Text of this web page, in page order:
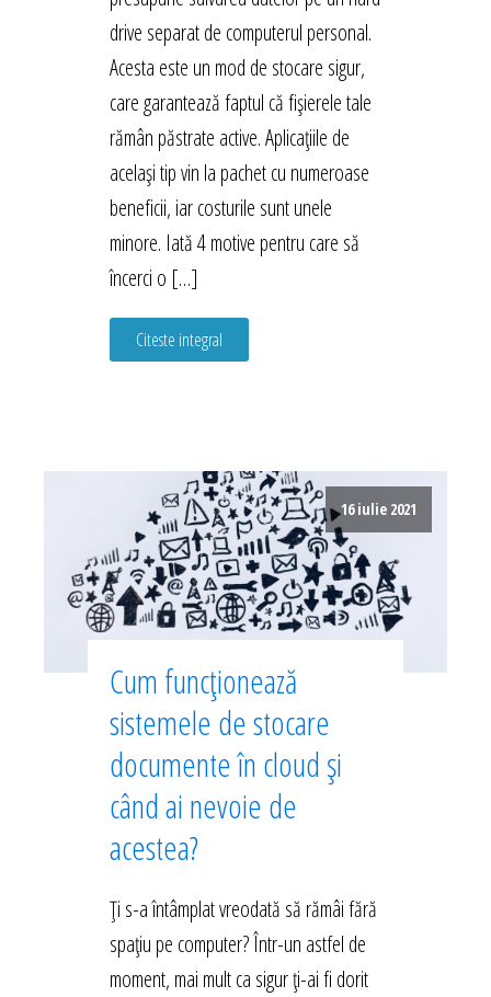
drive separat de computerul personal.
Acesta este un mod de stocare sigur,
care garantează faptul că fișierele tale
rămân păstrate active. Aplicațiile de
același tip vin la pachet cu numeroase
beneficii, iar costurile sunt unele
minore. Iată 4 motive pentru care să
încerci o […]
Citeste integral
16 iulie 2021
Cum funcționează
sistemele de stocare
documente în cloud și
când ai nevoie de
acestea?
Ți s-a întâmplat vreodată să rămâi fără
spațiu pe computer? Într-un astfel de
moment, mai mult ca sigur ți-ai fi dorit